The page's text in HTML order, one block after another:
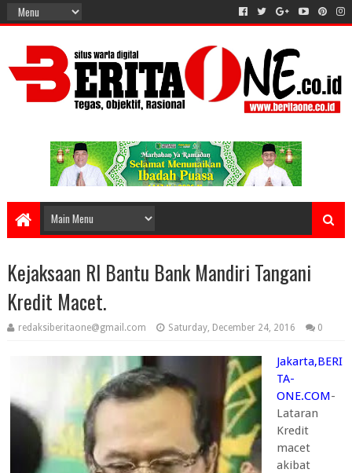
Kejaksaan RI Bantu Bank Mandiri Tangani
Kredit Macet.
redaksiberitaone@gmail.com Saturday, December 24, 2016 0
Jakarta,BERI
TA-
ONE.COM-
Lataran
Kredit
macet
akibat